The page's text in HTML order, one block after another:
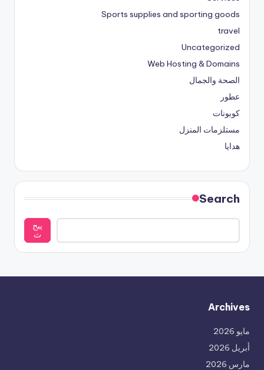
Sports supplies and sporting goods
travel
Uncategorized
Web Hosting & Domains
الصحة والجمال
عطور
كوبونات
مستلزمات المنزل
هدايا
Search
يبح
ث
Archives
مايو 2026
أبريل 2026
مارس 2026